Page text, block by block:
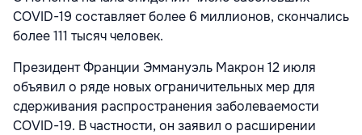
COVID-19 составляет более 6 миллионов, скончались
более 111 тысяч человек.
Президент Франции Эммануэль Макрон 12 июля
объявил о ряде новых ограничительных мер для
сдерживания распространения заболеваемости
COVID-19. В частности, он заявил о расширении